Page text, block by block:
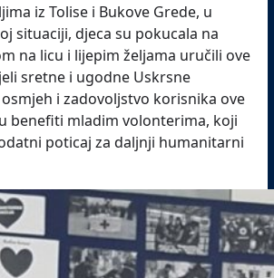
iz Tolise i Bukove Grede, u
situaciji, djeca su pokucala na
na licu i lijepim željama uručili ove
sretne i ugodne Uskrsne
i zadovoljstvo korisnika ove
benefiti mladim volonterima, koji
poticaj za daljnji humanitarni